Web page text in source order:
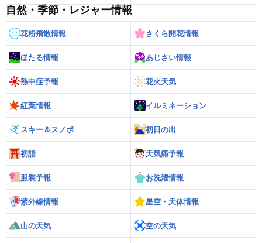
自然・季節・レジャー情報
花粉飛散情報 さくら開花情報
ほたる情報 あじさい情報
熱中症予報 花火天気
紅葉情報 イルミネーション
スキー＆スノボ 初日の出
初詣 天気痛予報
服装予報 お洗濯情報
紫外線情報 星空・天体情報
山の天気 空の天気